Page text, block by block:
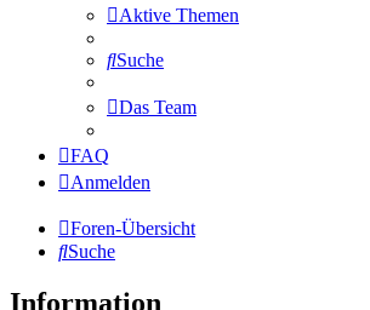
Aktive Themen
Suche
Das Team
FAQ
Anmelden
Foren-Übersicht
Suche
Information